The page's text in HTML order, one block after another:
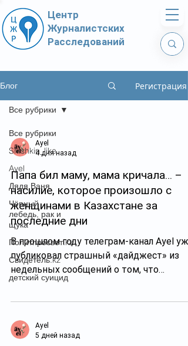
Центр
Журналистских
Расследований
Блог Регистрация
Все рубрики
Shishkin_like
Ayel
Дядя Ваня
Чёрный
лебедь, рак и
щука
Политпросвет.kz
Свидетель.kz
детский суицид
Все рубрики
Ayel
4 дня назад
Папа бил маму, мама кричала… –
насилие, которое произошло с
женщинами в Казахстане за
последние дни
В прошлом году телеграм-канал Ayel уже
публиковал страшный «дайджест» из
недельных сообщений о том, что
происходило с казахстанскими
что нам снова приходится объединить
в один материал. На Северном Кипре в
Ayel
5 дней назад